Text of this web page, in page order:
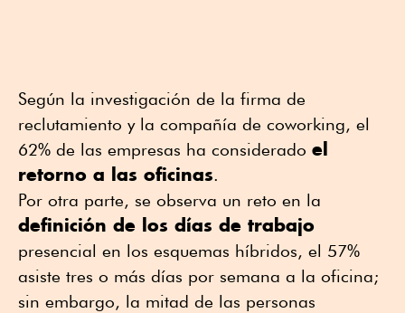
Según la investigación de la firma de
reclutamiento y la compañía de coworking, el
62% de las empresas ha considerado el
retorno a las oficinas.
Por otra parte, se observa un reto en la
definición de los días de trabajo
presencial en los esquemas híbridos, el 57%
asiste tres o más días por semana a la oficina;
sin embargo, la mitad de las personas